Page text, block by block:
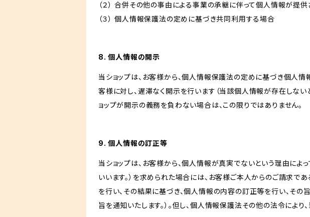
（２） 合併その他の事由による事業の承継に伴って個人情報が提
（３） 個人情報保護法の定めに基づき共同利用する場合
8. 個人情報の開示
当ショップは、お客様から、個人情報保護法の定めに基づき個人
客様に対し、遅滞なく開示を行います（当該個人情報が存在しない
ョップが開示の義務を負わない場合は、この限りではありません。
9. 個人情報の訂正等
当ショップは、お客様から、個人情報が真実でないという理由によ
いいます。）を求められた場合には、お客様ご本人からのご請求
を行い、その結果に基づき、個人情報の内容の訂正等を行い、そ
旨を通知いたします。）。但し、個人情報保護法その他の法令によ